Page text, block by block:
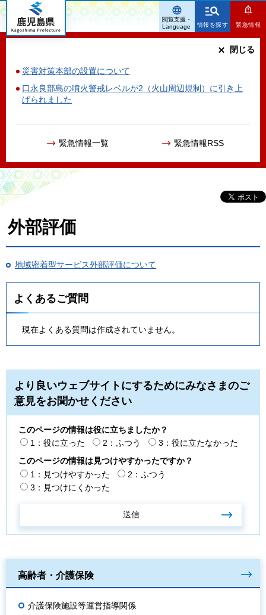
鹿児島県
情報を探す 緊急情報
災害対策本部の設置について
口永良部島の噴火警戒レベルが2（火山周辺規制）に引き上
げられました
緊急情報一覧 緊急情報RSS
閉じる
閲覧支援・
Language
外部評価
地域密着型サービス外部評価について
よくあるご質問
現在よくある質問は作成されていません。
より良いウェブサイトにするためにみなさまのご
意見をお聞かせください
このページの情報は役に立ちましたか？
1：役に立った
2：ふつう
3：役に立たなかった
このページの情報は見つけやすかったですか？
1：見つけやすかった
2：ふつう
3：見つけにくかった
高齢者・介護保険
介護保険施設等運営指導関係